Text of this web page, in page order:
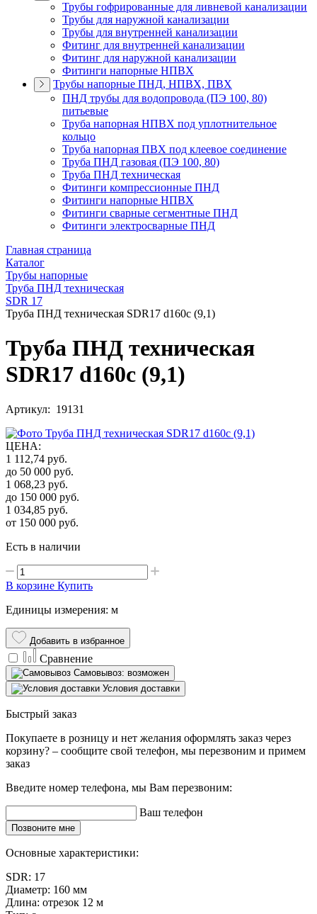
Трубы гофрированные для ливневой канализации
Трубы для наружной канализации
Трубы для внутренней канализации
Фитинг для внутренней канализации
Фитинг для наружной канализации
Фитинги напорные НПВХ
Трубы напорные ПНД, НПВХ, ПВХ
ПНД трубы для водопровода (ПЭ 100, 80)
питьевые
Труба напорная НПВХ под уплотнительное
кольцо
Труба напорная ПВХ под клеевое соединение
Труба ПНД газовая (ПЭ 100, 80)
Труба ПНД техническая
Фитинги компрессионные ПНД
Фитинги напорные НПВХ
Фитинги сварные сегментные ПНД
Фитинги электросварные ПНД
Главная страница
Каталог
Трубы напорные
Труба ПНД техническая
SDR 17
Труба ПНД техническая SDR17 d160с (9,1)
Труба ПНД техническая
SDR17 d160с (9,1)
Артикул: 19131
ЦЕНА:
1 112,74 руб.
до 50 000 руб.
1 068,23 руб.
до 150 000 руб.
1 034,85 руб.
от 150 000 руб.
Есть в наличии
В корзине Купить
Единицы измерения: м
Добавить в избранное
Сравнение
Самовывоз: возможен
Условия доставки
Быстрый заказ
Покупаете в розницу и нет желания оформлять заказ через
корзину? – сообщите свой телефон, мы перезвоним и примем
заказ
Введите номер телефона, мы Вам перезвоним:
Ваш телефон
Позвоните мне
Основные характеристики:
SDR: 17
Диаметр: 160 мм
Длина: отрезок 12 м